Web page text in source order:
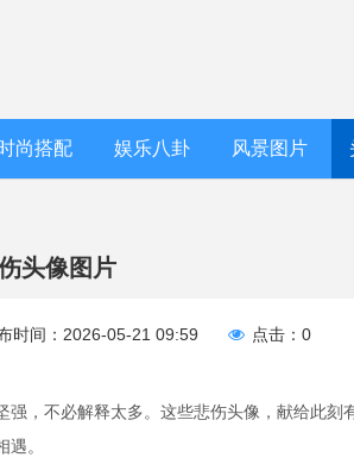
尚搭配 娱乐八卦 风景图片
头像图片
时间：2026-05-21 09:59 点击：0
，不必解释太多。这些悲伤头像，献给此刻
。